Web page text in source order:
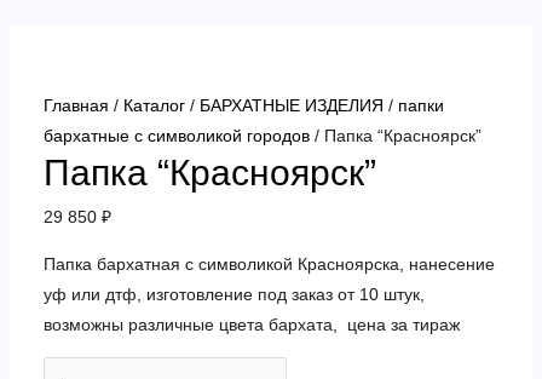
Главная / Каталог/ БАРХАТНЫЕ ИЗДЕЛИЯ / папки
бархатные с символикой городов/ Папка “Красноярск”
Папка “Красноярск”
29 850 ₽
Папка бархатная с символикой Красноярска, нанесение
уф или дтф, изготовление под заказ от 10 штук,
возможны различные цвета бархата, цена за тираж